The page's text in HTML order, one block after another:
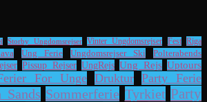
Storby Ungdomsrejser Vinter Ungdomsrejser Fest Riga
Ung Ferie Ungdomsrejser Ski
Polterabends
Pissup Rejser UngRejs Ung Rejs Uptours
For Unge Druktur Party Ferie
Sands Sommerferie Tyrkiet Party